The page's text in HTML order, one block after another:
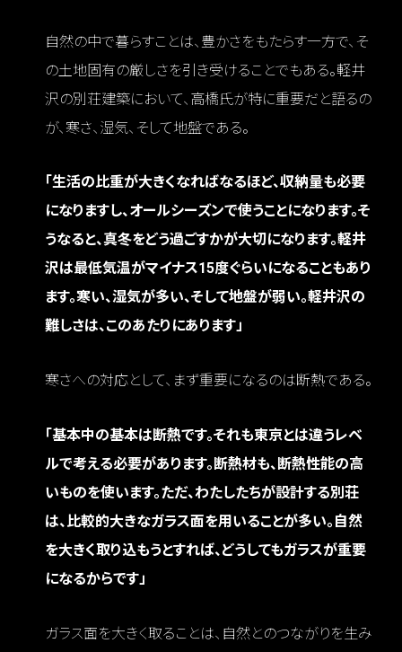
自然の中で暮らすことは、豊かさをもたらす一方で、そ
の土地固有の厳しさを引き受けることでもある。軽井
沢の別荘建築において、高橋氏が特に重要だと語るの
が、寒さ、湿気、そして地盤である。
「生活の比重が大きくなればなるほど、収納量も必要
になりますし、オールシーズンで使うことになります。そ
うなると、真冬をどう過ごすかが大切になります。軽井
沢は最低気温がマイナス15度ぐらいになることもあり
ます。寒い、湿気が多い、そして地盤が弱い。軽井沢の
難しさは、このあたりにあります」
寒さへの対応として、まず重要になるのは断熱である。
「基本中の基本は断熱です。それも東京とは違うレベ
ルで考える必要があります。断熱材も、断熱性能の高
いものを使います。ただ、わたしたちが設計する別荘
は、比較的大きなガラス面を用いることが多い。自然
を大きく取り込もうとすれば、どうしてもガラスが重要
になるからです」
ガラス面を大きく取ることは、自然とのつながりを生み